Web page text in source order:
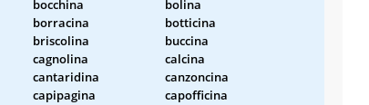
bocchina
bolina
borracina
botticina
briscolina
buccina
cagnolina
calcina
cantaridina
canzoncina
capipagina
capofficina